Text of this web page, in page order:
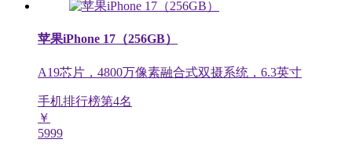
苹果iPhone 17（256GB）
A19芯片，4800万像素融合式双摄系统，6.3英寸
手机排行榜第4名
￥
5999